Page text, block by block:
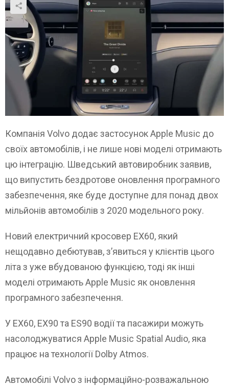
Компанія Volvo додає застосунок Apple Music до
своїх автомобілів, і не лише нові моделі отримають
цю інтеграцію. Шведський автовиробник заявив,
що випустить бездротове оновлення програмного
забезпечення, яке буде доступне для понад двох
мільйонів автомобілів з 2020 модельного року.
Новий електричний кросовер EX60, який
нещодавно дебютував, з’явиться у клієнтів цього
літа з уже вбудованою функцією, тоді як інші
моделі отримають Apple Music як оновлення
програмного забезпечення.
У EX60, EX90 та ES90 водії та пасажири можуть
насолоджуватися Apple Music Spatial Audio, яка
працює на технології Dolby Atmos.
Автомобілі Volvo з інформаційно-розважальною